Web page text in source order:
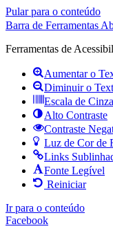
Pular para o conteúdo
Barra de Ferramentas
Ferramentas de
Aumentar o
Diminuir o
Escala de Cinza
Alto Contraste
Contraste
Luz de Cor de
Links
Fonte Legível
Reiniciar
Ir para o conteúdo
Facebook